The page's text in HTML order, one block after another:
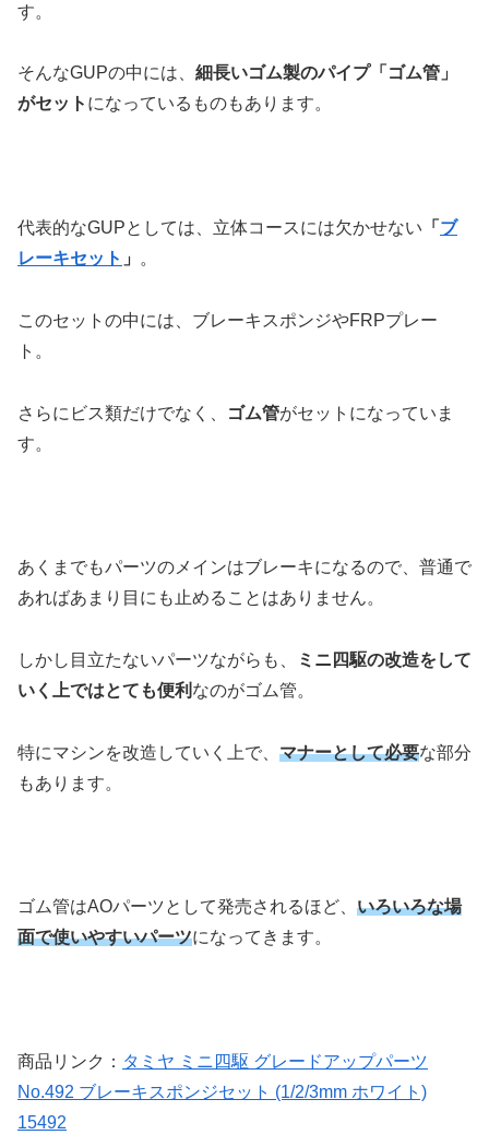
す。
そんなGUPの中には、 細長いゴム製のパイプ「ゴム管」
がセット になっているものもあります。
代表的なGUPとしては、立体コースには欠かせない 「 ブ
レーキセット 」 。
このセットの中には、ブレーキスポンジやFRPプレー
ト。
さらにビス類だけでなく、 ゴム管がセットになっていま
す。
あくまでもパーツのメインはブレーキになるので、普通で
あればあまり目にも止めることはありません。
しかし目立たないパーツながらも、
ミニ四駆の改造をして
いく上ではとても便利 なのがゴム管。
特にマシンを改造していく上で、 マナーとして必要な部分
もあります。
ゴム管はAOパーツとして発売されるほど、 いろいろな場
面で使いやすいパーツになってきます。
商品リンク： タミヤ ミニ四駆 グレードアップパーツ
No.492 ブレーキスポンジセット (1/2/3mm ホワイト)
15492